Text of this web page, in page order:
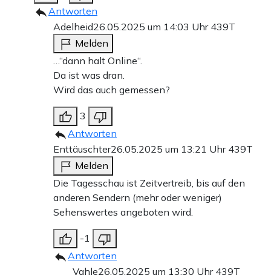
Antworten
Adelheid26.05.2025 um 14:03 Uhr 439T
Melden
…“dann halt Online“.
Da ist was dran.
Wird das auch gemessen?
3
Antworten
Enttäuschter26.05.2025 um 13:21 Uhr 439T
Melden
Die Tagesschau ist Zeitvertreib, bis auf den
anderen Sendern (mehr oder weniger)
Sehenswertes angeboten wird.
-1
Antworten
Vahle26.05.2025 um 13:30 Uhr 439T